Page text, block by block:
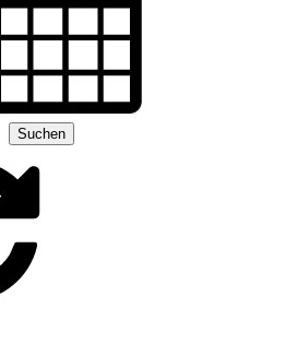
Suchen